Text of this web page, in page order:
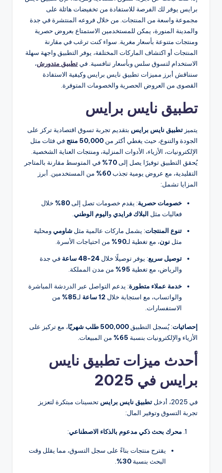
برايس يوفر لك الفرصة للاستفادة من تخفيضات هائلة على
مجموعة واسعة من المنتجات. من خلال فروعه المنتشرة في جدة
والمدينة المنورة، يمكن للمستخدمين الاستمتاع بعروض حصرية
ومنتجات متنوعة بأسعار مغرية. سواء كنت ترغب في مقارنة
المنتجات أو اكتشاف الماركات المختلفة، يوفر التطبيق واجهة سهلة
الاستخدام لتسوق سلس وبأسعار تنافسية. في تطبيق متدورش،
سنناقش أبرز مميزات تطبيق نايس برايس وكيفية الاستفادة
القصوى من العروض الحصرية والخصومات المتوفرة.
تطبيق نايس برايس
يتميز تطبيق نايس برايس بتقديم تجربة تسوق اقتصادية تركز على
الجودة والتنوع، حيث يغطي أكثر من 50,000 منتج
في فئات مثل
الإلكترونيات، الأزياء، الأدوات المنزلية، ومنتجات العناية الشخصية.
يُحقق التطبيق توفيرًا يصل إلى 70%
في المتوسط مقارنة بالمتاجر
التقليدية، مع عروض يومية تجذب60%
من المستخدمين. أبرز
المزايا تشمل:
خصومات حصرية: يقدم خصومات تصل إلى 80%
خلال
فعاليات مثل البلاك فرايديواليوم الوطني
تنوع المنتجات: يشمل ماركات عالمية مثل شاوميومحلية
مثل نون، مع تغطية لـ90% من احتياجات الأسرة.
توصيل سريع: يوفر توصيلًا خلال 24-48 ساعة
في جدة
والرياض، مع تغطية 95% من مدن المملكة.
خدمة عملاء متطورة: يدعم التواصل عبر الدردشة المباشرة
والواتساب، مع استجابة خلال 12 ساعة لـ85%
من
الاستفسارات.
إحصائيات: يُسجل التطبيق 500,000 طلب شهريًا
، مع تركيز على
الأزياء والإلكترونيات بنسبة 65% من المبيعات.
أحدث ميزات تطبيق نايس
برايس في 2025
في 2025، أدخل تطبيق نايس برايس تحسينات مبتكرة لتعزيز
تجربة التسوق وتوفير المال:
محرك بحث ذكي مدعوم بالذكاء الاصطناعي:
يقترح منتجات بناءً على سجل التسوق، مما يقلل وقت
البحث بنسبة 30%